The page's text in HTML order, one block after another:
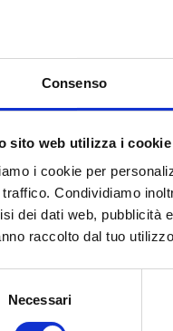
Consenso
sito web utilizza i cookie
i cookie per
traffico. Condividiamo
dei dati web, pubblicità
raccolto dal tuo
Necessari
Barcellona,
€ 923